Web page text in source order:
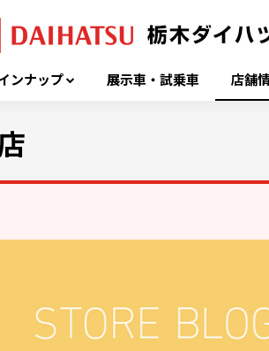
ンナップ 展示車・試乗車 店舗